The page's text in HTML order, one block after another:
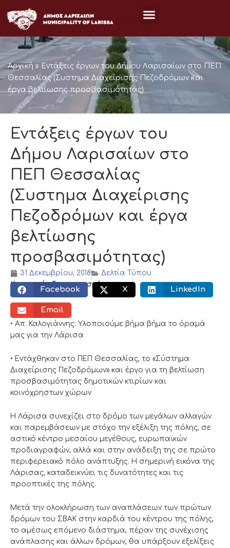
στο
περιεχόμενο
Αρχική » Εντάξεις έργων του Δήμου Λαρισαίων στο ΠΕΠ
Θεσσαλίας (Συστημα Διαχείρισης Πεζοδρόμων και
έργα βελτίωσης προσβασιμότητας)
Εντάξεις έργων του
Δήμου Λαρισαίων στο
ΠΕΠ Θεσσαλίας
(Συστημα Διαχείρισης
Πεζοδρόμων και έργα
βελτίωσης
προσβασιμότητας)
31 Δεκεμβρίου, 2018
Δελτία Τύπου
Κοινωνικός διαμοιρασμός:
Facebook X LinkedIn
Email
• Απ. Καλογιάννης: Υλοποιούμε βήμα βήμα το όραμά
μας για την Λάρισα
• Εντάχθηκαν στο ΠΕΠ Θεσσαλίας, το «Σύστημα
Διαχείρισης Πεζοδρόμων» και έργο για τη βελτίωση
προσβασιμότητας δημοτικών κτιρίων και
κοινόχρηστων χώρων
Η Λάρισα συνεχίζει στο δρόμο των μεγάλων αλλαγών
και παρεμβάσεων με στόχο την εξέλιξη της πόλης, σε
αστικό κέντρο μεσαίου μεγέθους, ευρωπαϊκών
προδιαγραφών, αλλά και στην ανάδειξη της σε πρώτο
περιφερειακό πόλο ανάπτυξης. Η σημερινή εικόνα της
Λάρισας, καταδεικνύει τις δυνατότητες και τις
προοπτικές της πόλης.
Μετά την ολοκλήρωση των αναπλάσεων των πρώτων
δρόμων του ΣΒΑΚ στην καρδιά του κέντρου της πόλης,
το αμέσως επόμενο διάστημα, πέραν της συνέχισης
ανάπλασης και άλλων δρόμων, θα υπάρξουν εξελίξεις